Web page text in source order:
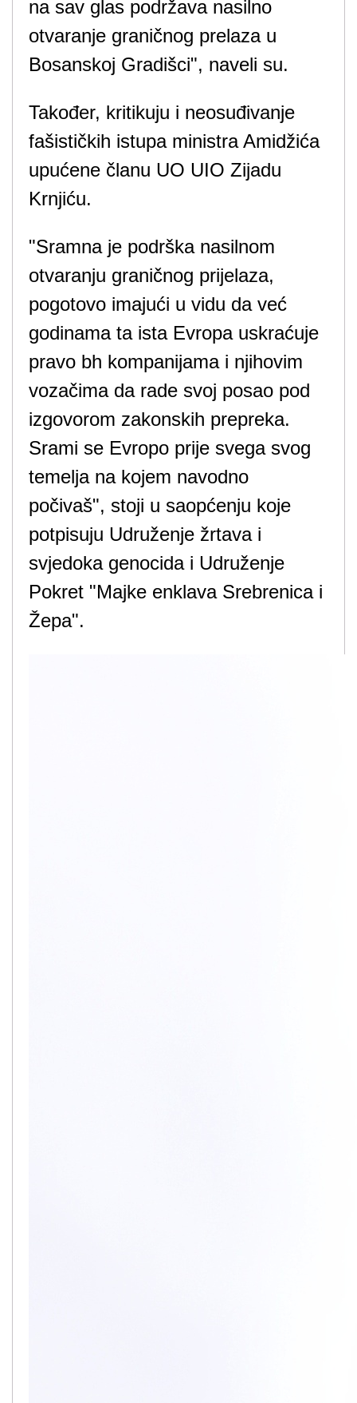
na sav glas podržava nasilno
otvaranje graničnog prelaza u
Bosanskoj Gradišci", naveli su.
Također, kritikuju i neosuđivanje
fašističkih istupa ministra Amidžića
upućene članu UO UIO Zijadu
Krnjiću.
"Sramna je podrška nasilnom
otvaranju graničnog prijelaza,
pogotovo imajući u vidu da već
godinama ta ista Evropa uskraćuje
pravo bh kompanijama i njihovim
vozačima da rade svoj posao pod
izgovorom zakonskih prepreka.
Srami se Evropo prije svega svog
temelja na kojem navodno
počivaš", stoji u saopćenju koje
potpisuju Udruženje žrtava i
svjedoka genocida i Udruženje
Pokret "Majke enklava Srebrenica i
Žepa".